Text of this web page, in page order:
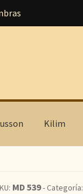
Kilim
MD 539- Categoría: